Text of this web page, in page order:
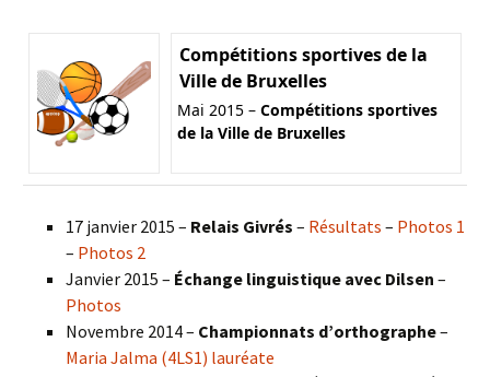
Compétitions sportives de la
Ville de Bruxelles
Mai 2015 – Compétitions sportives
de la Ville de Bruxelles
17 janvier 2015 – Relais Givrés – Résultats – Photos 1
– Photos 2
Janvier 2015 – Échange linguistique avec Dilsen –
Photos
Novembre 2014 – Championnats d’orthographe–
Maria Jalma (4LS1) lauréate